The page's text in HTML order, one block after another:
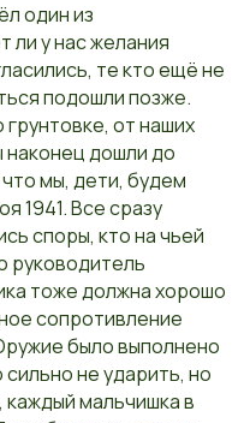
один из
ли у нас желания
те кто ещё не
подошли позже.
от наших
дошли до
мы, дети, будем
1941. Все сразу
споры, кто на чьей
руководитель
тоже должна хорошо
сопротивление
было выполнено
не ударить, но
мальчишка в